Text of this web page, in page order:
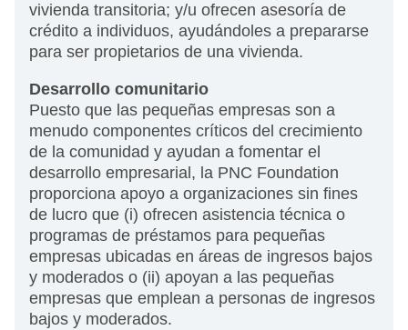
vivienda transitoria; y/u ofrecen asesoría de
crédito a individuos, ayudándoles a prepararse
para ser propietarios de una vivienda.
Desarrollo comunitario
Puesto que las pequeñas empresas son a
menudo componentes críticos del crecimiento
de la comunidad y ayudan a fomentar el
desarrollo empresarial, la PNC Foundation
proporciona apoyo a organizaciones sin fines
de lucro que (i) ofrecen asistencia técnica o
programas de préstamos para pequeñas
empresas ubicadas en áreas de ingresos bajos
y moderados o (ii) apoyan a las pequeñas
empresas que emplean a personas de ingresos
bajos y moderados.